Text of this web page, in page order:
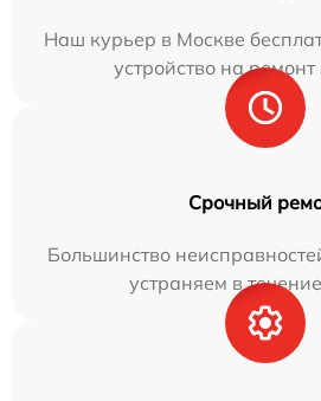
Наш курьер в Москве
устройство на
Срочный
Большинство
устраняем в